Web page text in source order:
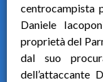
centrocampista
Daniele
proprietà del
dal suo
dell’attaccante